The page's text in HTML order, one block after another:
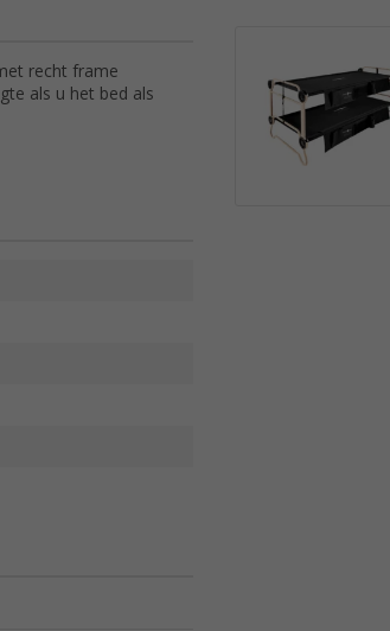
recht frame
als u het bed als